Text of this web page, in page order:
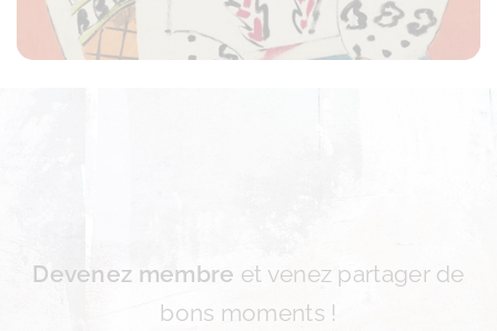
Devenez membre et venez partager de
bons moments !